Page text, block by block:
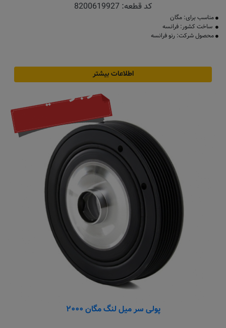
کد قطعه: 8200619927
مناسب برای: مگان
ساخت کشور: فرانسه
محصول شرکت: رنو فرانسه
اطلاعات بیشتر
موجود نیست
پولی سر میل لنگ مگان ۲۰۰۰